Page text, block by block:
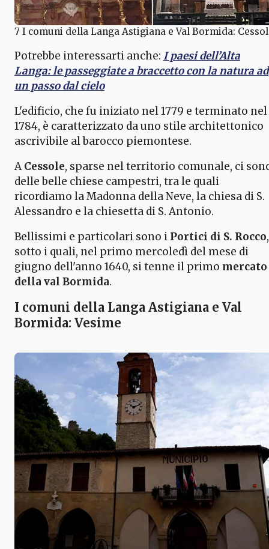
7 I comuni della Langa Astigiana e Val Bormida:
Potrebbe interessarti anche: I paesi dell’Alta
Langa: le passeggiate a braccetto con la natura ad
un passo dal cielo
L'edificio, che fu iniziato nel 1779 e terminato nel
1784, è caratterizzato da uno stile architettonico
ascrivibile al barocco piemontese.
A Cessole, sparse nel territorio comunale, ci
delle belle chiese campestri, tra le quali
ricordiamo la Madonna della Neve, la chiesa di S.
Alessandro e la chiesetta di S. Antonio.
Bellissimi e particolari sono i Portici di S. Rocco,
sotto i quali, nel primo mercoledì del mese di
giugno dell'anno 1640, si tenne il primo mercato
della val Bormida.
I comuni della Langa Astigiana e Val
Bormida: Vesime